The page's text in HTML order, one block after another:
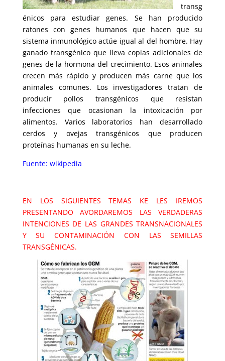
transg
énicos para estudiar genes. Se han producido
ratones con genes humanos que hacen que su
sistema inmunológico actúe igual al del hombre. Hay
ganado transgénico que lleva copias adicionales de
genes de la hormona del crecimiento. Esos animales
crecen más rápido y producen más carne que los
animales comunes. Los investigadores tratan de
producir pollos transgénicos que resistan
infecciones que ocasionan la intoxicación por
alimentos. Varios laboratorios han desarrollado
cerdos y ovejas transgénicos que producen
proteínas humanas en su leche.
Fuente: wikipedia
EN LOS SIGUIENTES TEMAS KE LES IREMOS
PRESENTANDO AVORDAREMOS LAS VERDADERAS
INTENCIONES DE LAS GRANDES TRANSNACIONALES
Y SU CONTAMINACIÓN CON LAS SEMILLAS
TRANSGÉNICAS.